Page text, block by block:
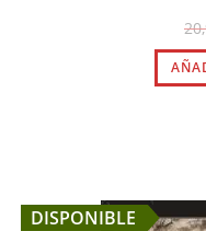
DISPONIBLE